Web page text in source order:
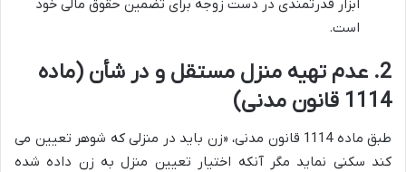
ابزار قدرتمندی در دست زوجه برای تضمین حقوق مالی خود
است.
2. عدم تهیه منزل مستقل و در شأن (ماده
1114 قانون مدنی)
طبق ماده 1114 قانون مدنی، «زن باید در منزلی که شوهر تعیین می
کند سکنی نماید مگر آنکه اختیار تعیین منزل به زن داده شده